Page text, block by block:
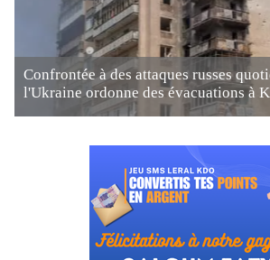
Confrontée à des attaques russes
l'Ukraine ordonne des évacuations à